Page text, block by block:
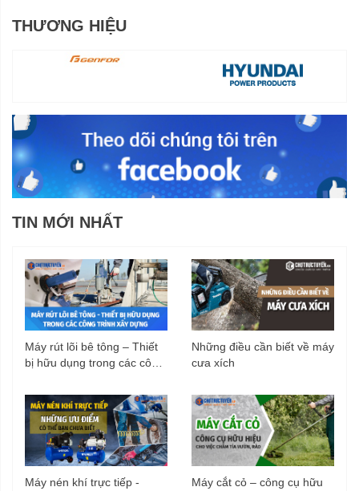
THƯƠNG HIỆU
TIN MỚI NHẤT
Máy rút lõi bê tông – Thiết
bị hữu dụng trong các công
Những điều cần biết về máy
cưa xích
Máy nén khí trực tiếp -
Máy cắt cỏ – công cụ hữu